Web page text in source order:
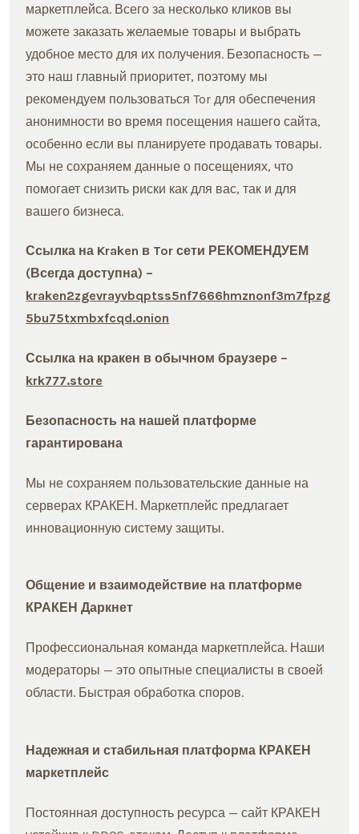
маркетплейса. Всего за несколько кликов вы
можете заказать желаемые товары и выбрать
удобное место для их получения. Безопасность —
это наш главный приоритет, поэтому мы
рекомендуем пользоваться Tor для обеспечения
анонимности во время посещения нашего сайта,
особенно если вы планируете продавать товары.
Мы не сохраняем данные о посещениях, что
помогает снизить риски как для вас, так и для
вашего бизнеса.
Ссылка на Kraken в Tor сети РЕКОМЕНДУЕМ
(Всегда доступна) –
kraken2zgevrayvbqptss5nf7666hmznonf3m7fpzg
5bu75txmbxfcqd.onion
Ссылка на кракен в обычном браузере –
krk777.store
Безопасность на нашей платформе
гарантирована
Мы не сохраняем пользовательские данные на
серверах КРАКЕН. Маркетплейс предлагает
инновационную систему защиты.
Общение и взаимодействие на платформе
КРАКЕН Даркнет
Профессиональная команда маркетплейса. Наши
модераторы — это опытные специалисты в своей
области. Быстрая обработка споров.
Надежная и стабильная платформа КРАКЕН
маркетплейс
Постоянная доступность ресурса — сайт КРАКЕН